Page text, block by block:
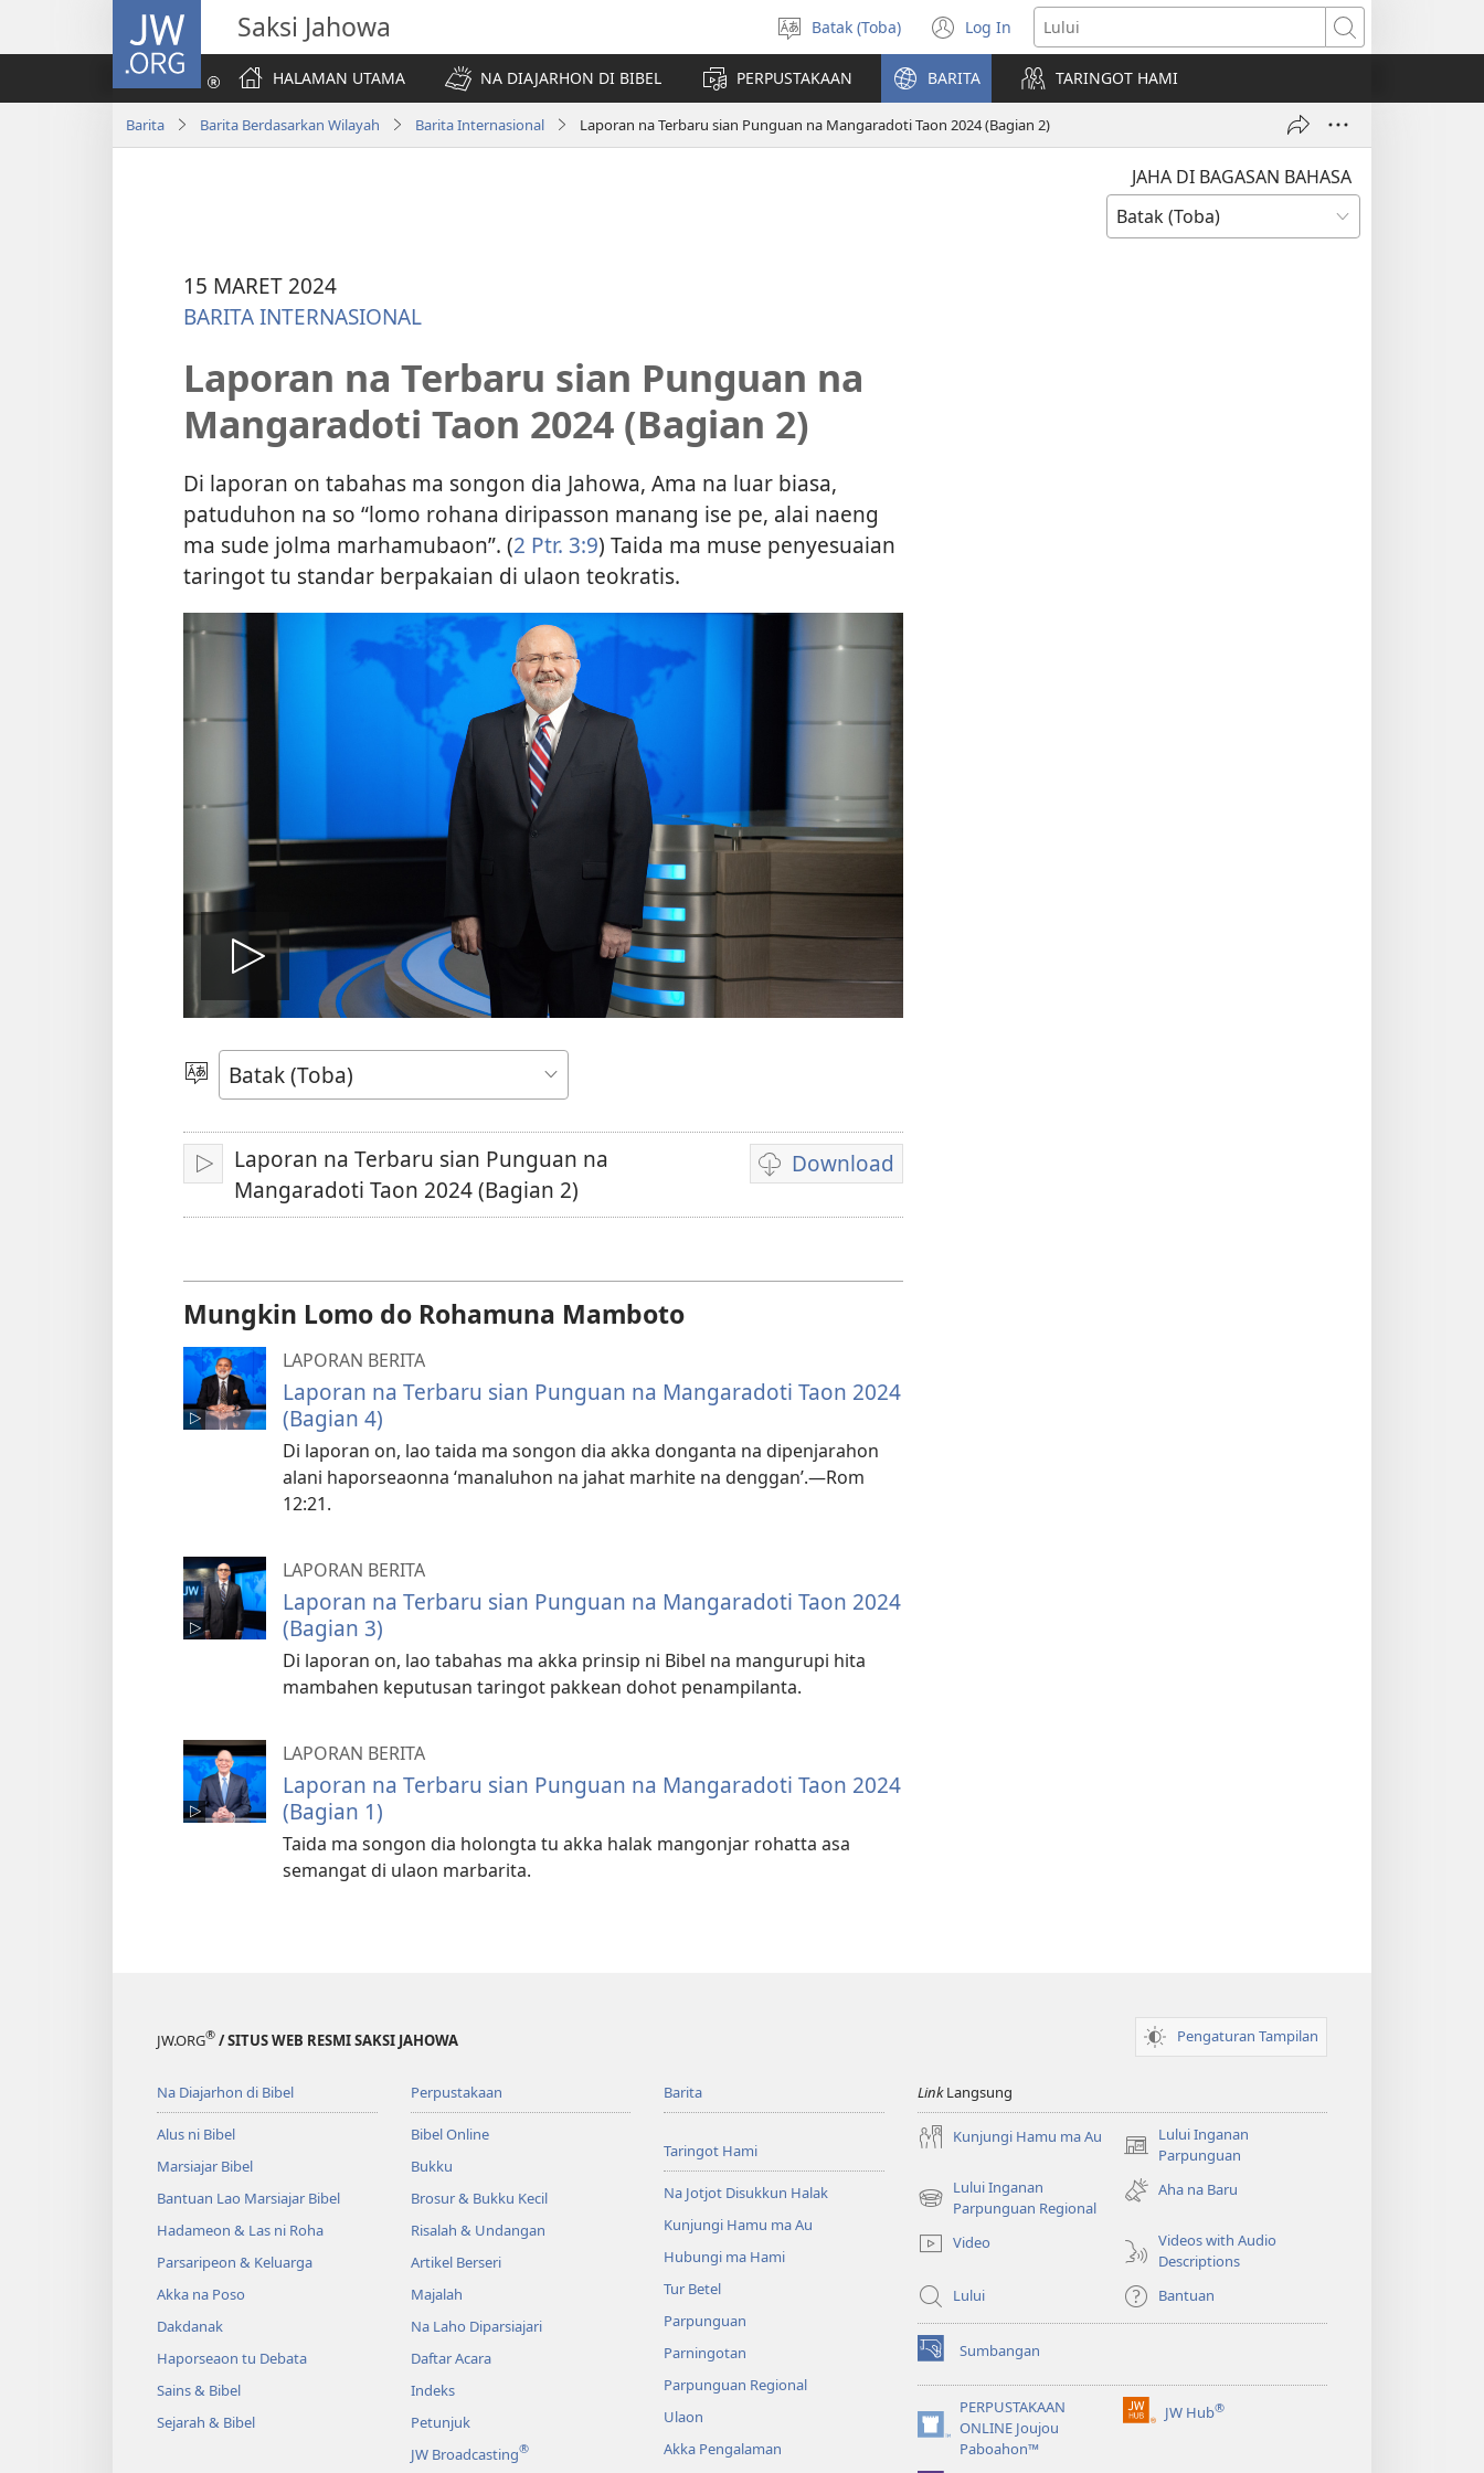
JW.ORG Saksi Jahowa
Pillit
Hata
Batak (Toba) Log In
(opens
new
window)
Lului
HALAMAN UTAMA
NA DIAJARHON DI BIBEL PERPUSTAKAAN BARITA TARINGOT HAMI
Barita Barita Berdasarkan Wilayah Barita Internasional Laporan na Terbaru sian Punguan na Mangaradoti Taon 2024 (Bagian 2)
JAHA DI BAGASAN BAHASA
15 MARET 2024
BARITA INTERNASIONAL
Laporan na Terbaru sian Punguan na
Mangaradoti Taon 2024 (Bagian 2)
Di laporan on tabahas ma songon dia Jahowa, Ama na luar biasa,
patuduhon na so “lomo rohana diripasson manang ise pe, alai naeng
ma sude jolma marhamubaon”. (2 Ptr. 3:9) Taida ma muse penyesuaian
taringot tu standar berpakaian di ulaon teokratis.
Putar
video
Pillit
Hata
Pangolu
Laporan na Terbaru sian Punguan na
Mangaradoti Taon 2024 (Bagian 2)
Download
Unduhan
Mungkin Lomo do Rohamuna Mamboto
LAPORAN BERITA
Laporan na Terbaru sian Punguan na Mangaradoti Taon 2024
(Bagian 4)
Di laporan on, lao taida ma songon dia akka donganta na dipenjarahon
alani haporseaonna ‘manaluhon na jahat marhite na denggan’.—Rom
12:21.
LAPORAN BERITA
Laporan na Terbaru sian Punguan na Mangaradoti Taon 2024
(Bagian 3)
Di laporan on, lao tabahas ma akka prinsip ni Bibel na mangurupi hita
mambahen keputusan taringot pakkean dohot penampilanta.
LAPORAN BERITA
Laporan na Terbaru sian Punguan na Mangaradoti Taon 2024
(Bagian 1)
Taida ma songon dia holongta tu akka halak mangonjar rohatta asa
semangat di ulaon marbarita.
JW.ORG® / SITUS WEB RESMI SAKSI JAHOWA Pengaturan Tampilan
Na Diajarhon di Bibel
Alus ni Bibel
Marsiajar Bibel
Bantuan Lao Marsiajar Bibel
Hadameon & Las ni Roha
Parsaripeon & Keluarga
Akka na Poso
Dakdanak
Haporseaon tu Debata
Sains & Bibel
Sejarah & Bibel
Perpustakaan
Bibel Online
Bukku
Brosur & Bukku Kecil
Risalah & Undangan
Artikel Berseri
Majalah
Na Laho Diparsiajari
Daftar Acara
Indeks
Petunjuk
JW Broadcasting®
Barita
Taringot Hami
Na Jotjot Disukkun Halak
Kunjungi Hamu ma Au
Hubungi ma Hami
Tur Betel
Parpunguan
Parningotan
Parpunguan Regional
Ulaon
Akka Pengalaman
LinkLangsung
Kunjungi Hamu ma Au
Lului Inganan
Parpunguan
(opens
new
window)
Lului Inganan
Parpunguan Regional
(opens
window)
Aha na Baru
Video
Videos with Audio
Descriptions
Lului
Bantuan
Sumbangan
(opens
new
window)PERPUSTAKAAN
ONLINE Joujou
Paboahon™
(opens
JW Hub®
(opens